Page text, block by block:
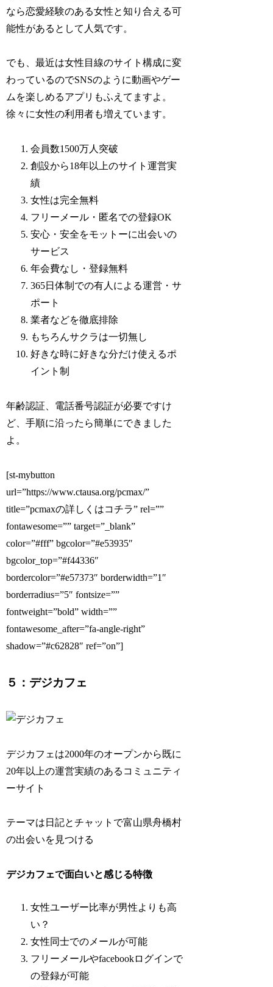
なら恋愛経験のある女性と知り合える可
能性があるとして人気です。
でも、最近は女性目線のサイト構成に変
わっているのでSNSのように動画やゲー
ムを楽しめるアプリもふえてますよ。
徐々に女性の利用者も増えています。
会員数1500万人突破
創設から18年以上のサイト運営実
績
女性は完全無料
フリーメール・匿名での登録OK
安心・安全をモットーに出会いの
サービス
年会費なし・登録無料
365日体制での有人による運営・サ
ポート
業者などを徹底排除
もちろんサクラは一切無し
好きな時に好きな分だけ使えるポ
イント制
年齢認証、電話番号認証が必要ですけ
ど、手順に沿ったら簡単にできました
よ。
[st-mybutton
url=”https://www.ctausa.org/pcmax/”
title=”pcmaxの詳しくはコチラ” rel=””
fontawesome=”” target=”_blank”
color=”#fff” bgcolor=”#e53935″
bgcolor_top=”#f44336″
bordercolor=”#e57373″ borderwidth=”1″
borderradius=”5″ fontsize=””
fontweight=”bold” width=””
fontawesome_after=”fa-angle-right”
shadow=”#c62828″ ref=”on”]
５：デジカフェ
デジカフェは2000年のオープンから既に
20年以上の運営実績のあるコミュニティ
ーサイト
テーマは日記とチャットで富山県舟橋村
の出会いを見つける
デジカフェで面白いと感じる特徴
女性ユーザー比率が男性よりも高
い？
女性同士でのメールが可能
フリーメールやfacebookログインで
の登録が可能